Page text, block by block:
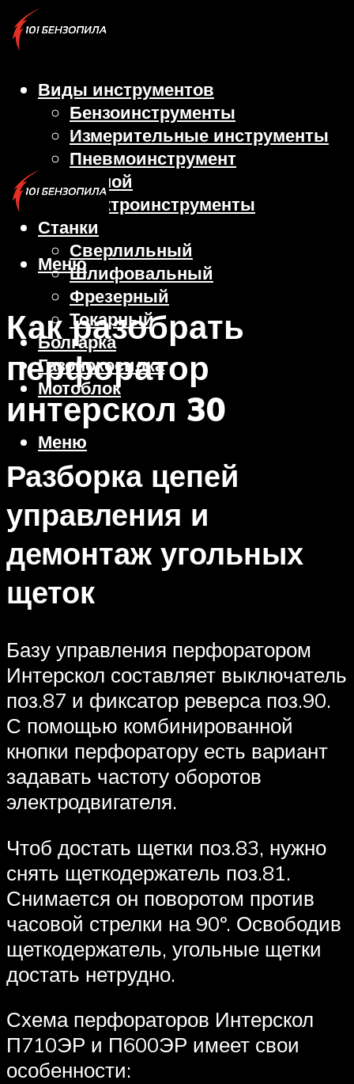
Виды инструментов
Бензоинструменты
Измерительные инструменты
Пневмоинструмент
Ручной
Электроинструменты
Станки
Сверлильный
Шлифовальный
Фрезерный
Токарный
Болгарка
Газонокосилка
Мотоблок
Меню
Меню
Как разобрать
перфоратор
интерскол 30
Разборка цепей
управления и
демонтаж угольных
щеток
Базу управления перфоратором
Интерскол составляет выключатель
поз.87 и фиксатор реверса поз.90.
С помощью комбинированной
кнопки перфоратору есть вариант
задавать частоту оборотов
электродвигателя.
Чтоб достать щетки поз.83, нужно
снять щеткодержатель поз.81.
Снимается он поворотом против
часовой стрелки на 90º. Освободив
щеткодержатель, угольные щетки
достать нетрудно.
Схема перфораторов Интерскол
П710ЭР и П600ЭР имеет свои
особенности: